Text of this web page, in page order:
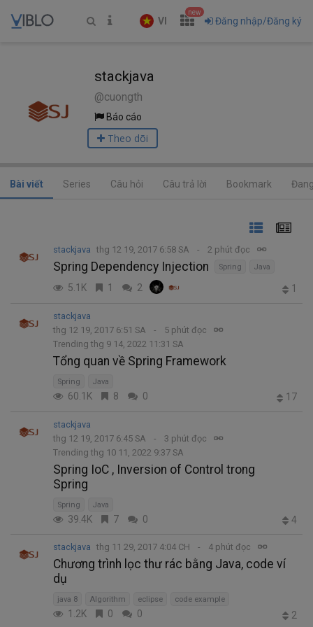
VI
new
Đăng nhập/Đăng ký
stackjava
@cuongth
Báo cáo
Theo dõi
Bài viết Series Câu hỏi Câu trả lời Bookmark
stackjava thg 12 19, 2017 6:58 SA 2 phút đọc
Spring Dependency Injection Spring Java
5.1K 1 2 1
stackjava
thg 12 19, 2017 6:51 SA
5 phút đọc
Trending thg 9 14, 2022 11:31 SA
Tổng quan về Spring Framework
Spring Java
60.1K 8 0 17
stackjava
thg 12 19, 2017 6:45 SA
3 phút đọc
Trending thg 10 11, 2022 9:37 SA
Spring IoC , Inversion of Control trong
Spring
Spring Java
39.4K 7 0 4
stackjava thg 11 29, 2017 4:04 CH 4 phút đọc
Chương trình lọc thư rác bằng Java, code ví
dụ
java 8 Algorithm eclipse code example
1.2K 0 0 2